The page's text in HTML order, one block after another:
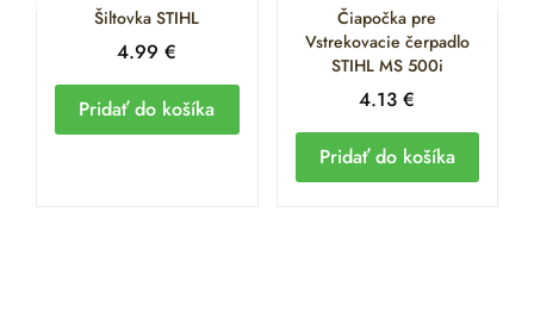
Šiltovka STIHL
4.99€
Pridať do košíka
Čiapočka pre
Vstrekovacie čerpadlo
STIHL MS 500i
4.13€
Pridať do košíka